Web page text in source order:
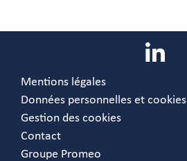
Mentions légales
Données personnelles et cookies
Gestion des cookies
Contact
Groupe Promeo